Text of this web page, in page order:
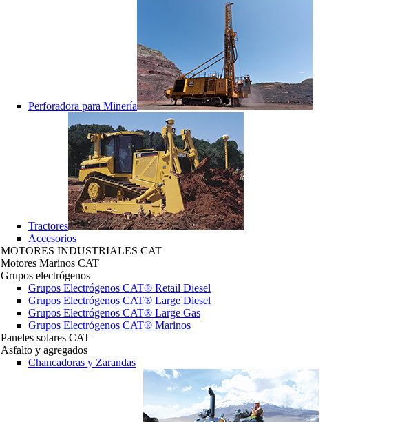
Perforadora para Minería
Tractores
Accesorios
MOTORES INDUSTRIALES CAT
Motores Marinos CAT
Grupos electrógenos
Grupos Electrógenos CAT® Retail Diesel
Grupos Electrógenos CAT® Large Diesel
Grupos Electrógenos CAT® Large Gas
Grupos Electrógenos CAT® Marinos
Paneles solares CAT
Asfalto y agregados
Chancadoras y Zarandas